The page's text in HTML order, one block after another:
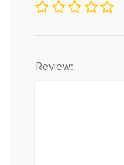
Review: